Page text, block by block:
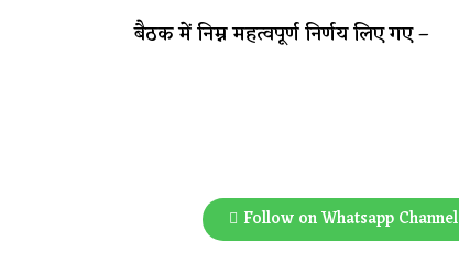
बैठक में निम्न महत्वपूर्ण निर्णय लिए गए –
Follow on Whatsapp Channel